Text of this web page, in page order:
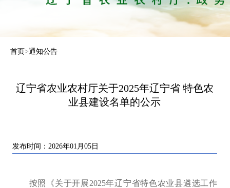
首页>通知公告
辽宁省农业农村厅关于2025年辽宁省 特色农
业县建设名单的公示
发布时间：2026年01月05日
按照《关于开展2025年辽宁省特色农业县遴选工作